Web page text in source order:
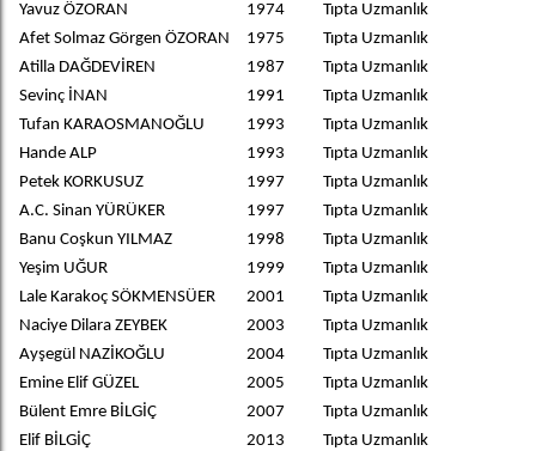
Yavuz ÖZORAN
1974
Tıpta Uzmanlık
Afet Solmaz Görgen ÖZORAN
1975
Tıpta Uzmanlık
Atilla DAĞDEVİREN
1987
Tıpta Uzmanlık
Sevinç İNAN
1991
Tıpta Uzmanlık
Tufan KARAOSMANOĞLU
1993
Tıpta Uzmanlık
Hande ALP
1993
Tıpta Uzmanlık
Petek KORKUSUZ
1997
Tıpta Uzmanlık
A.C. Sinan YÜRÜKER
1997
Tıpta Uzmanlık
Banu Coşkun YILMAZ
1998
Tıpta Uzmanlık
Yeşim UĞUR
1999
Tıpta Uzmanlık
Lale Karakoç SÖKMENSÜER
2001
Tıpta Uzmanlık
Naciye Dilara ZEYBEK
2003
Tıpta Uzmanlık
Ayşegül NAZİKOĞLU
2004
Tıpta Uzmanlık
Emine Elif GÜZEL
2005
Tıpta Uzmanlık
Bülent Emre BİLGİÇ
2007
Tıpta Uzmanlık
Elif BİLGİÇ
2013
Tıpta Uzmanlık